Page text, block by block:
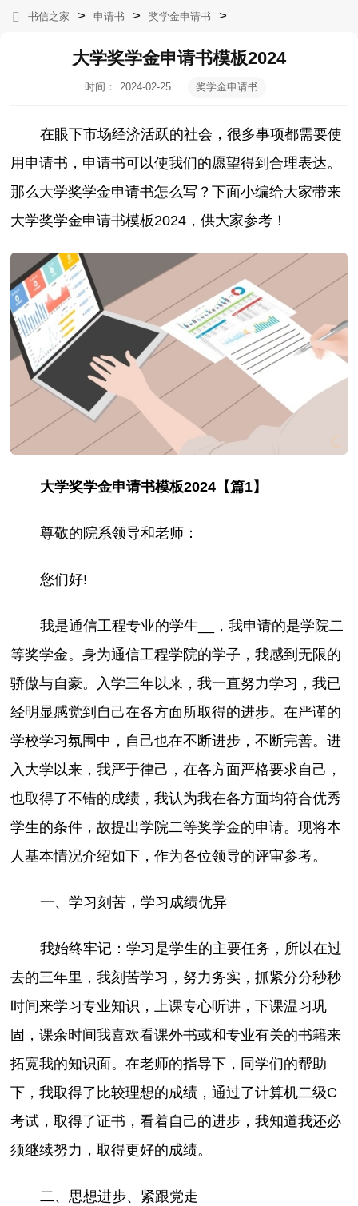
书信之家 > 申请书 > 奖学金申请书 >
大学奖学金申请书模板2024
时间：
2024-02-25
奖学金申请书
在眼下市场经济活跃的社会，很多事项都需要使
用申请书，申请书可以使我们的愿望得到合理表达。
那么大学奖学金申请书怎么写？下面小编给大家带来
大学奖学金申请书模板2024，供大家参考！
大学奖学金申请书模板2024【篇1】
尊敬的院系领导和老师：
您们好!
我是通信工程专业的学生__，我申请的是学院二
等奖学金。身为通信工程学院的学子，我感到无限的
骄傲与自豪。入学三年以来，我一直努力学习，我已
经明显感觉到自己在各方面所取得的进步。在严谨的
学校学习氛围中，自己也在不断进步，不断完善。进
入大学以来，我严于律己，在各方面严格要求自己，
也取得了不错的成绩，我认为我在各方面均符合优秀
学生的条件，故提出学院二等奖学金的申请。现将本
人基本情况介绍如下，作为各位领导的评审参考。
一、学习刻苦，学习成绩优异
我始终牢记：学习是学生的主要任务，所以在过
去的三年里，我刻苦学习，努力务实，抓紧分分秒秒
时间来学习专业知识，上课专心听讲，下课温习巩
固，课余时间我喜欢看课外书或和专业有关的书籍来
拓宽我的知识面。在老师的指导下，同学们的帮助
下，我取得了比较理想的成绩，通过了计算机二级C
考试，取得了证书，看着自己的进步，我知道我还必
须继续努力，取得更好的成绩。
二、思想进步、紧跟党走